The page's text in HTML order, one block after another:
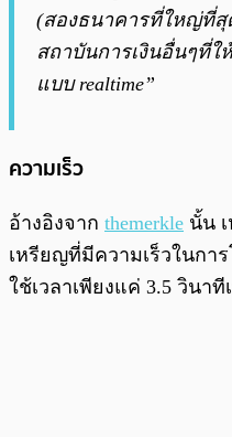
(สองธนาคารที่ใหญ่ที่สุ
สถาบันการเงินอื่นๆที่ใ
แบบ realtime”
ความเร็ว
อ้างอิงจาก themerkle นั้น
เหรียญที่มีความเร็วในกา
ใช้เวลาเพียงแค่ 3.5 วินาที